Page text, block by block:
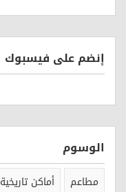
إنضم على فيسبوك
الوسوم
مطاعم أماكن تاريخية